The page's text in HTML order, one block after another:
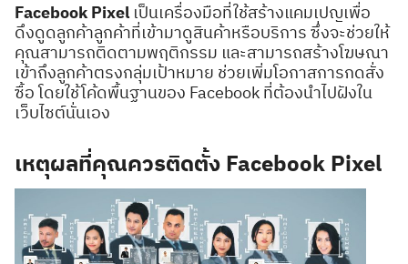
Facebook Pixel เป็นเครื่องมือที่ใช้สร้างแคมเปญเพื่อ
ดึงดูดลูกค้าลูกค้าที่เข้ามาดูสินค้าหรือบริการ ซึ่งจะช่วยให้
คุณสามารถติดตามพฤติกรรม และสามารถสร้างโฆษณา
เข้าถึงลูกค้าตรงกลุ่มเป้าหมาย ช่วยเพิ่มโอกาสการกดสั่ง
ซื้อ โดยใช้โค้ดพื้นฐานของ Facebook ที่ต้องนำไปฝังใน
เว็บไซต์นั่นเอง
เหตุผลที่คุณควรติดตั้ง Facebook Pixel